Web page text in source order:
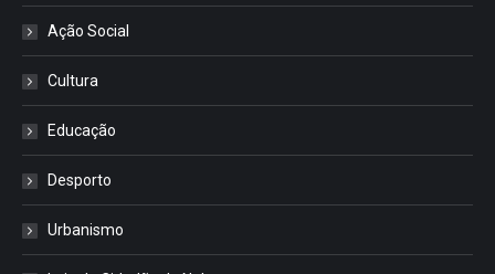
Ação Social
Cultura
Educação
Desporto
Urbanismo